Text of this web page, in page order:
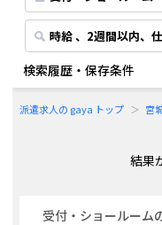
時給 、2週間以内、
検索履歴・保存条件
派遣求人の gaya トップ 宮
結果
受付・ショールーム